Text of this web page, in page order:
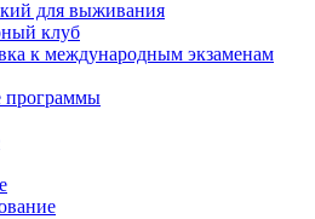
для выживания
клуб
к международным экзаменам
программы